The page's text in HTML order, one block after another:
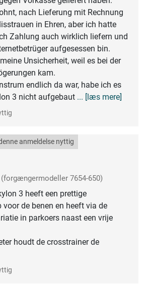
nach Lieferung mit Rechnung
in Ehren, aber ich hatte
Zahlung auch wirklich liefern und
aufgesessen bin.
Unsicherheit, weil es bei der
kam.
endlich da war, habe ich es
3 nicht aufgebaut ... [læs mere]
anmeldelse nyttig
(forgængermodeller 7654-650)
3 heeft een prettige
de benen en heeft via de
in parkoers naast een vrije
houdt de crosstrainer de